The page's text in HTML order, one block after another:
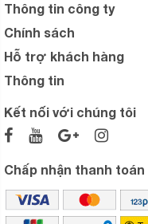
Thông tin công ty
Chính sách
Hỗ trợ khách hàng
Thông tin
Kết nối với chúng tôi
Chấp nhận thanh toán